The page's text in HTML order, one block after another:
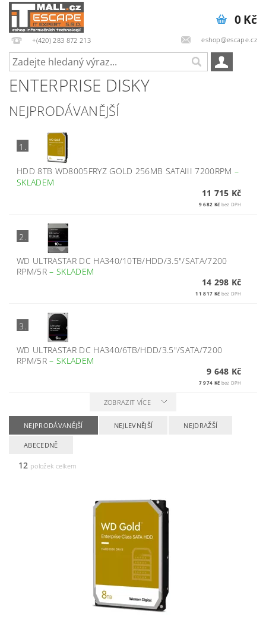
+(420) 283 872 213 eshop@escape.cz
0 Kč
ENTERPRISE DISKY
NEJPRODÁVANĚJŠÍ
1.
HDD 8TB WD8005FRYZ GOLD 256MB SATAIII 7200RPM –
SKLADEM
11 715 Kč
9 682 Kč bez DPH
2.
WD ULTRASTAR DC HA340/10TB/HDD/3.5"/SATA/7200
RPM/5R–SKLADEM
14 298 Kč
11 817 Kč bez DPH
3.
WD ULTRASTAR DC HA340/6TB/HDD/3.5"/SATA/7200
RPM/5R–SKLADEM
9 648 Kč
7 974 Kč bez DPH
ZOBRAZIT VÍCE
NEJPRODÁVANĚJŠÍ NEJLEVNĚJŠÍ NEJDRAŽŠÍ
ABECEDNĚ
12 položek celkem